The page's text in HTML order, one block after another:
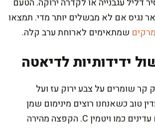
דליל עגבנייה או לקדרה ירוקה. הטעם
נגיס אם לא מבשלים יותר מדי. תמצאו
שמתאימים לארוחת ערב קלה.
ידידותיות לדיאטה
קר שומרים על צבע ירוק עז ועל
טוב כשאנחנו רוצים מינימום שמן
ומקסימום רכיבים עדינים כמו ויטמין C. הקפצה מהירה